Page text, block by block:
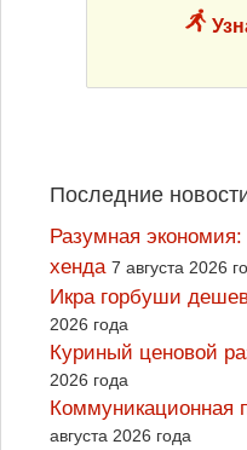
Последние
Разумная
хенда 7 августа 2026
Икра горбуши
2026 года
Куриный ценовой
2026 года
Коммуникационная
августа 2026 года